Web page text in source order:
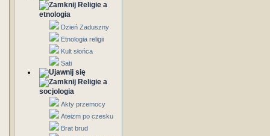
Religie a
etnologia
Dzień Zaduszny
Etnologia religii
Kult słońca
Sati
Religie a
socjologia
Akty przemocy
Ateizm po czesku
Brat brud